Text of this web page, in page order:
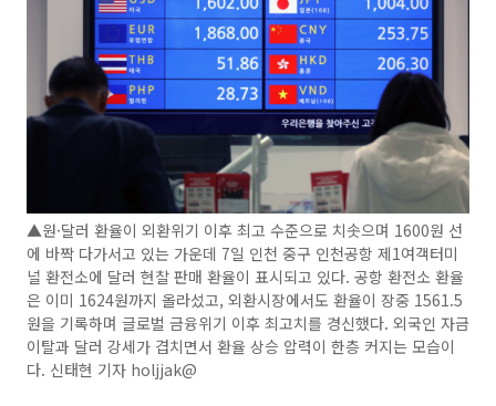
▲원·달러 환율이 외환위기 이후 최고 수준으로 치솟으며 1600원 선
에 바짝 다가서고 있는 가운데 7일 인천 중구 인천공항 제1여객터미
널 환전소에 달러 현찰 판매 환율이 표시되고 있다. 공항 환전소 환율
은 이미 1624원까지 올라섰고, 외환시장에서도 환율이 장중 1561.5
원을 기록하며 글로벌 금융위기 이후 최고치를 경신했다. 외국인 자금
이탈과 달러 강세가 겹치면서 환율 상승 압력이 한층 커지는 모습이
다. 신태현 기자 holjjak@